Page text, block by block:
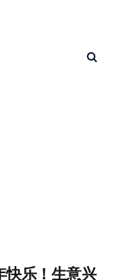
快乐！生意兴